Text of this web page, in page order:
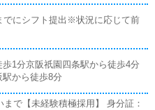
らの指導の元、始めていただける
にシフト提出※状況に応じて前
1分京阪祇園四条駅から徒歩4分
から徒歩8分
まで【未経験積極採用】 身分証：